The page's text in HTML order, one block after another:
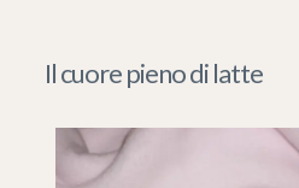
Il cuore pieno di latte